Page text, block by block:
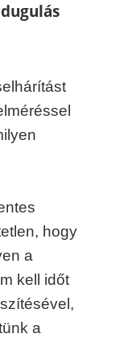
hogy
a
kell időt
a